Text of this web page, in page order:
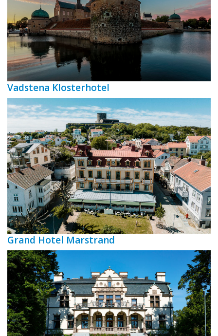
Vadstena Klosterhotel
Grand Hotel Marstrand